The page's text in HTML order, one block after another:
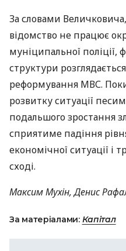
За словами
відомство не працює
муніципальної поліції,
структури
реформування МВС.
розвитку ситуації
подальшого зростання
сприятиме падіння
економічної ситуації і
сході.
Максим Мухін, Денис
За матеріалами: Капітал